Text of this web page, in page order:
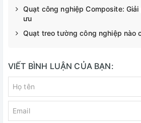
Quạt công nghiệp Composite:
ưu
Quạt treo tường công nghiệp nào
VIẾT BÌNH LUẬN CỦA BẠN: